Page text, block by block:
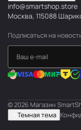
info@smartshop.store
Москва, 115088
Подписаться на
© 2026 Магазин
Темная тема